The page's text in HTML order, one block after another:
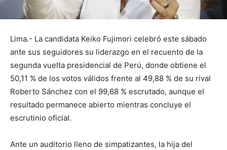
Lima.- La candidata Keiko Fujimori celebró este sábado
ante sus seguidores su liderazgo en el recuento de la
segunda vuelta presidencial de Perú, donde obtiene el
50,11 % de los votos válidos frente al 49,88 % de su rival
Roberto Sánchez con el 99,68 % escrutado, aunque el
resultado permanece abierto mientras concluye el
escrutinio oficial.
Ante un auditorio lleno de simpatizantes, la hija del